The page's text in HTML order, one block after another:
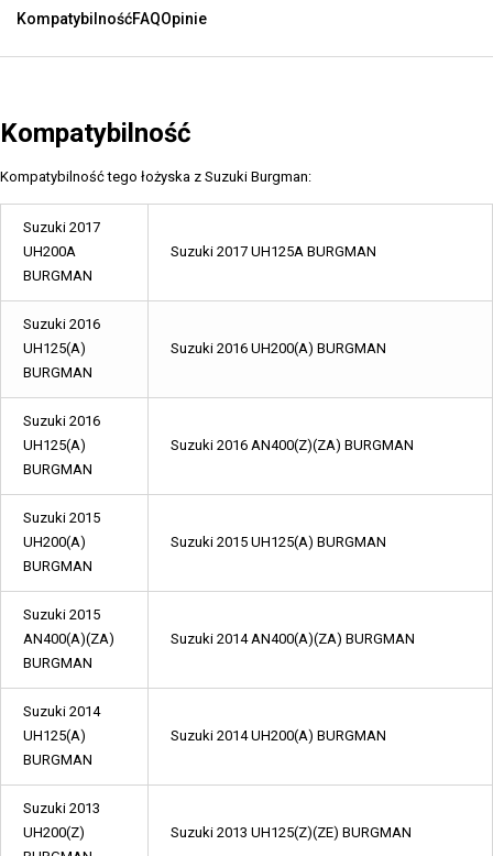
KompatybilnośćFAQOpinie
Kompatybilność
Kompatybilność tego łożyska z Suzuki Burgman:
Suzuki 2017
UH200A
BURGMAN
Suzuki 2017 UH125A BURGMAN
Suzuki 2016
UH125(A)
BURGMAN
Suzuki 2016 UH200(A) BURGMAN
Suzuki 2016
UH125(A)
BURGMAN
Suzuki 2016 AN400(Z)(ZA) BURGMAN
Suzuki 2015
UH200(A)
BURGMAN
Suzuki 2015 UH125(A) BURGMAN
Suzuki 2015
AN400(A)(ZA)
BURGMAN
Suzuki 2014 AN400(A)(ZA) BURGMAN
Suzuki 2014
UH125(A)
BURGMAN
Suzuki 2014 UH200(A) BURGMAN
Suzuki 2013
UH200(Z)
Suzuki 2013 UH125(Z)(ZE) BURGMAN